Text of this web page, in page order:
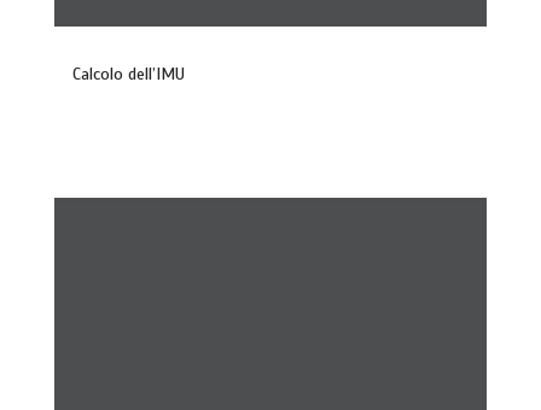
Calcolo dell’IMU